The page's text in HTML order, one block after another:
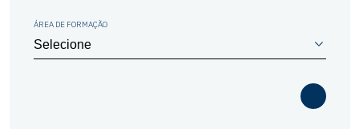
ÁREA DE FORMAÇÃO